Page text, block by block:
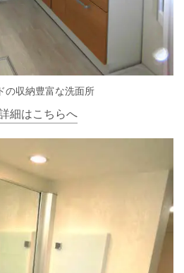
ドの収納豊富な洗面所
細はこちらへ